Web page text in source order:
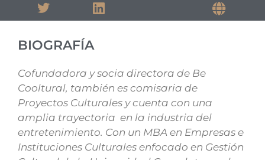
BIOGRAFÍA
Cofundadora y socia directora de Be
Cooltural, también es comisaria de
Proyectos Culturales y cuenta con una
amplia trayectoria en la industria del
entretenimiento. Con un MBA en Empresas e
Instituciones Culturales enfocado en Gestión